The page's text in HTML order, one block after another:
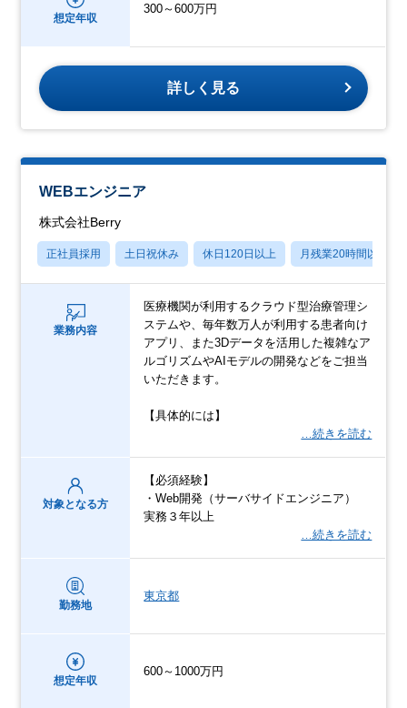
想定年収
300～600万円
詳しく見る
WEBエンジニア
株式会社Berry
正社員採用 土日祝休み 休日120日以上 月残業20時間以内
業務内容
医療機関が利用するクラウド型治療管理シ
ステムや、毎年数万人が利用する患者向け
アプリ、また3Dデータを活用した複雑なア
ルゴリズムやAIモデルの開発などをご担当
いただきます。
【具体的には】
…続きを読む
対象となる方
【必須経験】
・Web開発（サーバサイドエンジニア）
実務３年以上
…続きを読む
勤務地
東京都
想定年収
600～1000万円